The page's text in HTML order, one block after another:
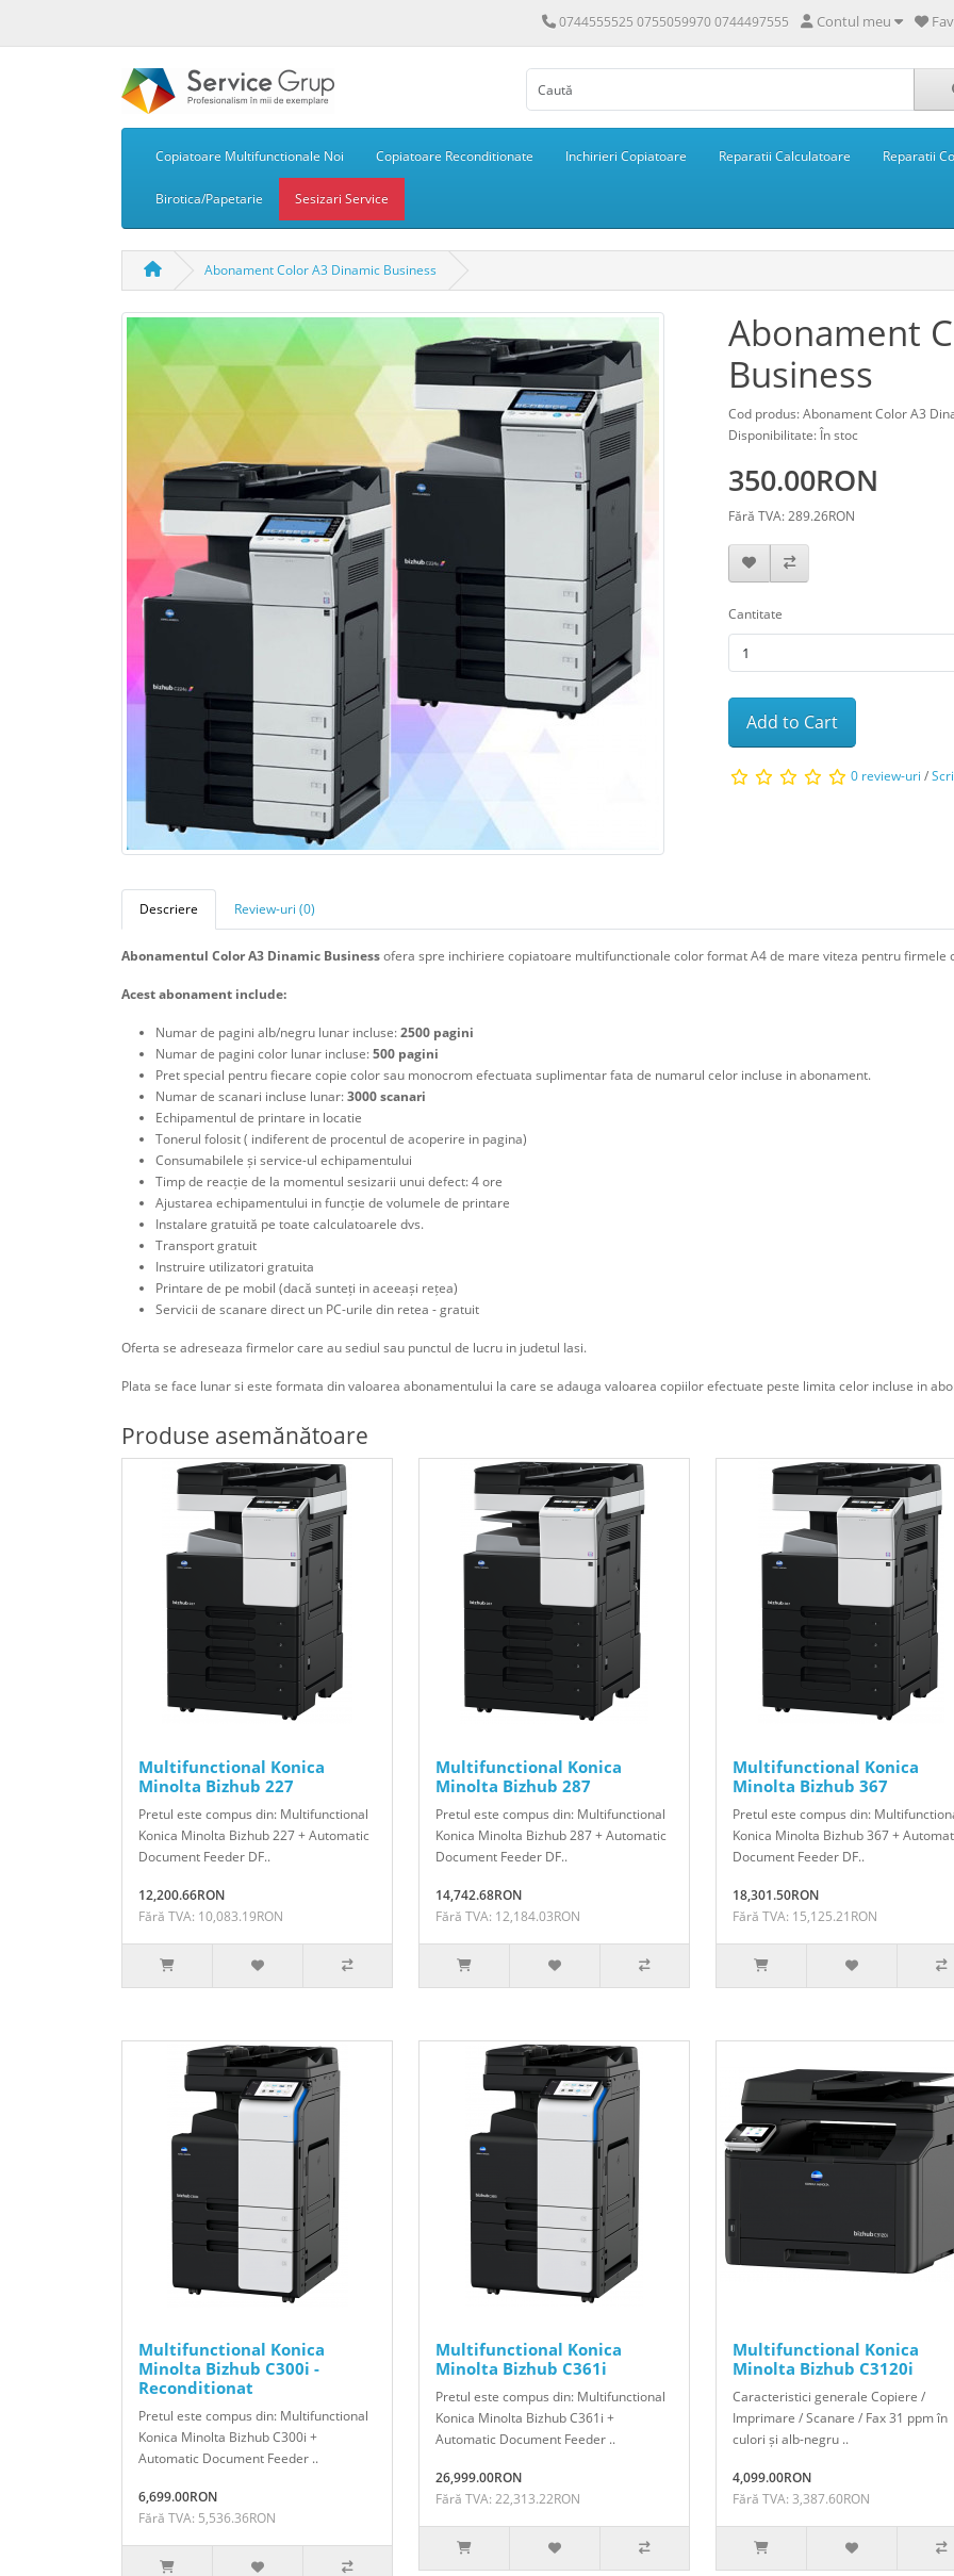
0744555525 0755059970 0744497555 Contul meu
Copiatoare Multifunctionale Noi Copiatoare Reconditionate Inchirieri Copiatoare Reparatii Calculatoare Reparatii
Birotica/Papetarie Sesizari Service
Abonament Color A3 Dinamic Business
Abonament
Business
Cod produs: Abonament Color A3
Disponibilitate: În stoc
350.00RON
Fără TVA: 289.26RON
Cantitate
Add to Cart
0 review-uri /
Descriere Review-uri (0)
Abonamentul Color A3 Dinamic Businessofera spre inchiriere copiatoare multifunctionale color format A4 de mare viteza pentru firmele
Acest abonament include:
Numar de pagini alb/negru lunar incluse:2500 pagini
Numar de pagini color lunar incluse:500 pagini
Pret special pentru fiecare copie color sau monocrom efectuata suplimentar fata de numarul celor incluse in abonament.
Numar de scanari incluse lunar:3000 scanari
Echipamentul de printare in locatie
Tonerul folosit ( indiferent de procentul de acoperire in pagina)
Consumabilele și service-ul echipamentului
Timp de reacție de la momentul sesizarii unui defect: 4 ore
Ajustarea echipamentului in funcție de volumele de printare
Instalare gratuită pe toate calculatoarele dvs.
Transport gratuit
Instruire utilizatori gratuita
Printare de pe mobil (dacă sunteți in aceeași rețea)
Servicii de scanare direct un PC-urile din retea - gratuit
Oferta se adreseaza firmelor care au sediul sau punctul de lucru in judetul Iasi.
Plata se face lunar si este formata din valoarea abonamentului la care se adauga valoarea copiilor efectuate peste limita celor incluse in
Produse asemănătoare
Multifunctional Konica
Minolta Bizhub 227
Pretul este compus din: Multifunctional
Konica Minolta Bizhub 227 + Automatic
Document Feeder DF..
12,200.66RON
Fără TVA: 10,083.19RON
Multifunctional Konica
Minolta Bizhub 287
Pretul este compus din: Multifunctional
Konica Minolta Bizhub 287 + Automatic
Document Feeder DF..
14,742.68RON
Fără TVA: 12,184.03RON
Multifunctional Konica
Minolta Bizhub 367
Pretul este compus din:
Konica Minolta Bizhub 367 +
Document Feeder DF..
18,301.50RON
Fără TVA: 15,125.21RON
Multifunctional Konica
Minolta Bizhub C300i -
Reconditionat
Pretul este compus din: Multifunctional
Konica Minolta Bizhub C300i +
Automatic Document Feeder ..
6,699.00RON
Fără TVA: 5,536.36RON
Multifunctional Konica
Minolta Bizhub C361i
Pretul este compus din: Multifunctional
Konica Minolta Bizhub C361i +
Automatic Document Feeder ..
26,999.00RON
Fără TVA: 22,313.22RON
Multifunctional Konica
Minolta Bizhub C3120i
Caracteristici generale Copiere /
Imprimare / Scanare / Fax 31 ppm în
culori și alb-negru ..
4,099.00RON
Fără TVA: 3,387.60RON